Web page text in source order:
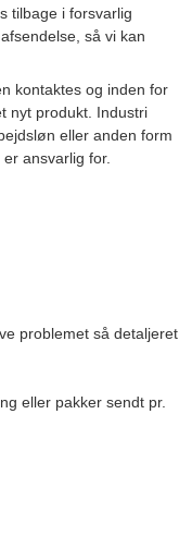
tilbage i forsvarlig
så vi kan
kontaktes og inden for
nyt produkt. Industri
eller anden form
ansvarlig for.
problemet så detaljeret
eller pakker sendt pr.